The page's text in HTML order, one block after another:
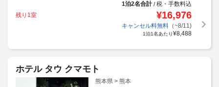
1泊2名合計/税・手数料込
残り1室
¥16,976
キャンセル料無料（~8/11)
1泊1名あたり¥8,488
ホテル タウ クマモト
熊本県 > 熊本